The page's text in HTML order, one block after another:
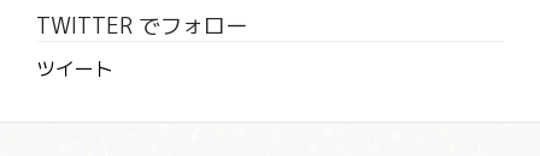
TWITTER でフォロー
ツイート